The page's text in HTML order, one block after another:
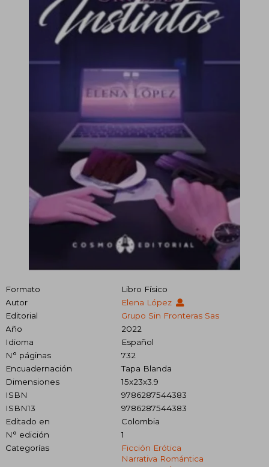
Formato
Libro Físico
Autor
Elena López
Editorial
Grupo Sin Fronteras Sas
Año
2022
Idioma
Español
N° páginas
732
Encuadernación
Tapa Blanda
Dimensiones
15x23x3.9
ISBN
9786287544383
ISBN13
9786287544383
Editado en
Colombia
N° edición
1
Categorías
Ficción Erótica
Narrativa Romántica